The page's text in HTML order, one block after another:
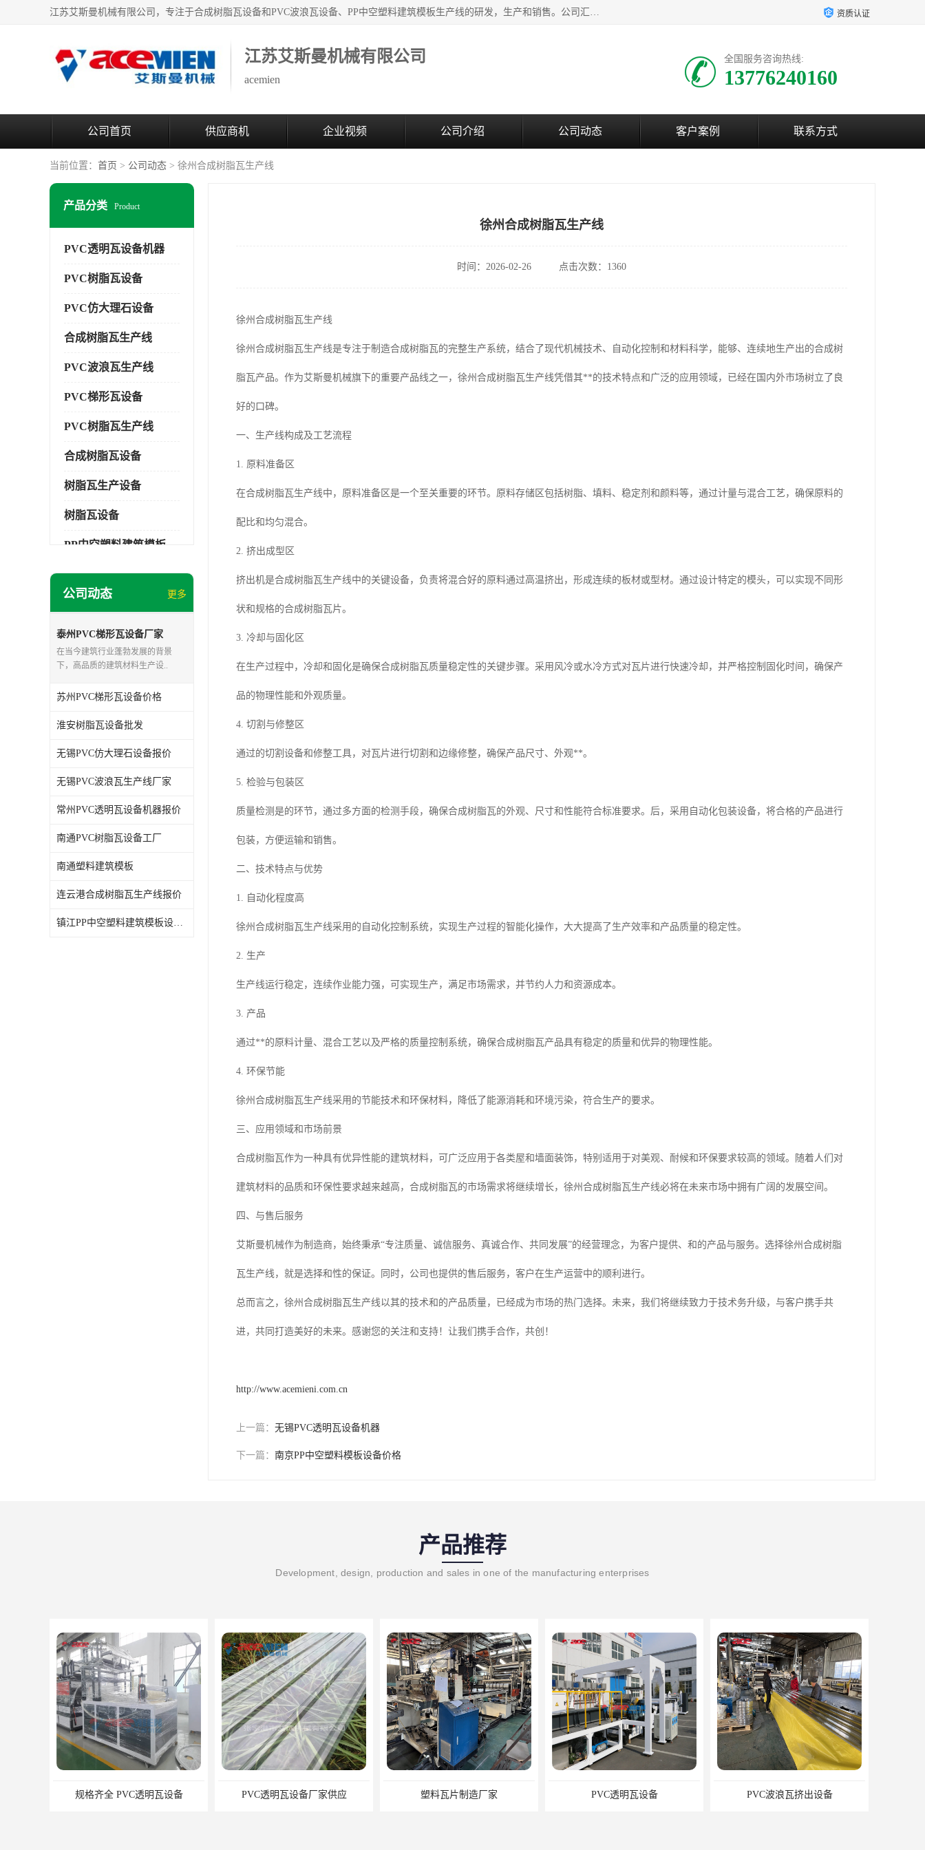
江苏艾斯曼机械有限公司，专注于合成树脂瓦设备和PVC波浪瓦设备、PP中空塑料建筑模板生产线的研发，生产和销售。公司汇集了一批专业技术领域的优秀人才，组成了以中青年科技精英为骨干的高素质科研队伍，在不断的产品研发实践中积累了丰富的产品设计经验和精深的理论知识。 资质认证
江苏艾斯曼机械有限公司
acemien
全国服务咨询热线:
13776240160
公司首页 供应商机 企业视频 公司介绍 公司动态 客户案例 联系方式
当前位置： 首页 > 公司动态 > 徐州合成树脂瓦生产线
产品分类 Product
PVC透明瓦设备机器
PVC树脂瓦设备
PVC仿大理石设备
合成树脂瓦生产线
PVC波浪瓦生产线
PVC梯形瓦设备
PVC树脂瓦生产线
合成树脂瓦设备
树脂瓦生产设备
树脂瓦设备
塑料建筑模板
公司动态 更多
泰州PVC梯形瓦设备厂家
在当今建筑行业蓬勃发展的背景
下，高品质的建筑材料生产设..
苏州PVC梯形瓦设备价格
淮安树脂瓦设备批发
无锡PVC仿大理石设备报价
无锡PVC波浪瓦生产线厂家
常州PVC透明瓦设备机器报价
南通PVC树脂瓦设备工厂
南通塑料建筑模板
连云港合成树脂瓦生产线报价
镇江PP中空塑料建筑模板设备工厂
徐州合成树脂瓦生产线
时间：2026-02-26 点击次数：1360
徐州合成树脂瓦生产线
徐州合成树脂瓦生产线是专注于制造合成树脂瓦的完整生产系统，结合了现代机械技术、自动化控制和材料科学，能够、连续地生产出的合成树
脂瓦产品。作为艾斯曼机械旗下的重要产品线之一，徐州合成树脂瓦生产线凭借其**的技术特点和广泛的应用领域，已经在国内外市场树立了良
好的口碑。
一、生产线构成及工艺流程
1. 原料准备区
在合成树脂瓦生产线中，原料准备区是一个至关重要的环节。原料存储区包括树脂、填料、稳定剂和颜料等，通过计量与混合工艺，确保原料的
配比和均匀混合。
2. 挤出成型区
挤出机是合成树脂瓦生产线中的关键设备，负责将混合好的原料通过高温挤出，形成连续的板材或型材。通过设计特定的模头，可以实现不同形
状和规格的合成树脂瓦片。
3. 冷却与固化区
在生产过程中，冷却和固化是确保合成树脂瓦质量稳定性的关键步骤。采用风冷或水冷方式对瓦片进行快速冷却，并严格控制固化时间，确保产
品的物理性能和外观质量。
4. 切割与修整区
通过的切割设备和修整工具，对瓦片进行切割和边缘修整，确保产品尺寸、外观**。
5. 检验与包装区
质量检测是的环节，通过多方面的检测手段，确保合成树脂瓦的外观、尺寸和性能符合标准要求。后，采用自动化包装设备，将合格的产品进行
包装，方便运输和销售。
二、技术特点与优势
1. 自动化程度高
徐州合成树脂瓦生产线采用的自动化控制系统，实现生产过程的智能化操作，大大提高了生产效率和产品质量的稳定性。
2. 生产
生产线运行稳定，连续作业能力强，可实现生产，满足市场需求，并节约人力和资源成本。
3. 产品
通过**的原料计量、混合工艺以及严格的质量控制系统，确保合成树脂瓦产品具有稳定的质量和优异的物理性能。
4. 环保节能
徐州合成树脂瓦生产线采用的节能技术和环保材料，降低了能源消耗和环境污染，符合生产的要求。
三、应用领域和市场前景
合成树脂瓦作为一种具有优异性能的建筑材料，可广泛应用于各类屋和墙面装饰，特别适用于对美观、耐候和环保要求较高的领域。随着人们对
建筑材料的品质和环保性要求越来越高，合成树脂瓦的市场需求将继续增长，徐州合成树脂瓦生产线必将在未来市场中拥有广阔的发展空间。
四、与售后服务
艾斯曼机械作为制造商，始终秉承“专注质量、诚信服务、真诚合作、共同发展”的经营理念，为客户提供、和的产品与服务。选择徐州合成树脂
瓦生产线，就是选择和性的保证。同时，公司也提供的售后服务，客户在生产运营中的顺利进行。
总而言之，徐州合成树脂瓦生产线以其的技术和的产品质量，已经成为市场的热门选择。未来，我们将继续致力于技术务升级，与客户携手共
进，共同打造美好的未来。感谢您的关注和支持！让我们携手合作，共创！
http://www.acemieni.com.cn
上一篇： 无锡PVC透明瓦设备机器
下一篇： 南京PP中空塑料模板设备价格
产品推荐
Development, design, production and sales in one of the manufacturing enterprises
规格齐全 PVC透明瓦设备 PVC透明瓦设备厂家供应 塑料瓦片制造厂家 PVC透明瓦设备 PVC波浪瓦挤出设备